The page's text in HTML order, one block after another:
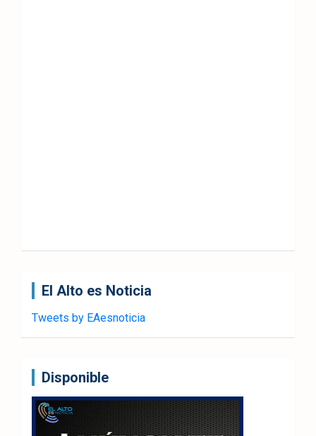
El Alto es Noticia
Tweets by EAesnoticia
Disponible